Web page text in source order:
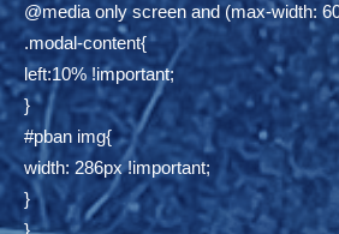
@media only screen and (max-width:
.modal-content{
left:10% !important;
}
#pban img{
width: 286px !important;
}
}